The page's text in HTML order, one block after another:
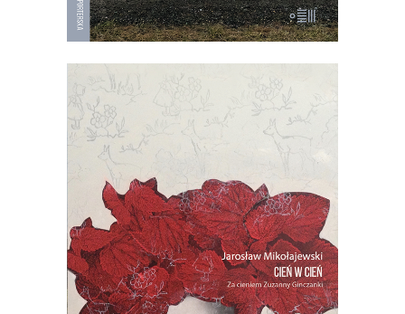
[EBOOK] CIEŃ W CIEŃ. ZA
CIENIEM ZUZANNY
GINCZANKI
Pewnego dnia z książki na zagraconym
biurku wysuwa się oderwany fragment
starej gazety z pytaniem:Kim jesteś,
Zuzanno? PREMIERA 4 PAŹDZIERNIKA